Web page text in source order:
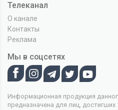
Телеканал
О канале
Контакты
Реклама
Мы в соцсетях
Информационная продукция
предназначена для лиц, достигших